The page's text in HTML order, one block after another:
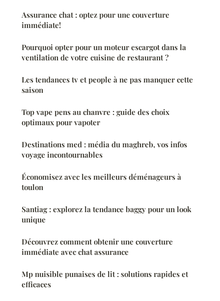
Assurance chat : optez pour une couverture
immédiate!
Pourquoi opter pour un moteur escargot dans la
ventilation de votre cuisine de restaurant ?
Les tendances tv et people à ne pas manquer cette
saison
Top vape pens au chanvre : guide des choix
optimaux pour vapoter
Destinations med : média du maghreb, vos infos
voyage incontournables
Économisez avec les meilleurs déménageurs à
toulon
Santiag : explorez la tendance baggy pour un look
unique
Découvrez comment obtenir une couverture
immédiate avec chat assurance
Mp nuisible punaises de lit : solutions rapides et
efficaces